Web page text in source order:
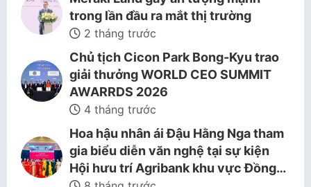
trong lần đầu ra mắt thị trường
2 tháng trước
Chủ tịch Cicon Park Bong-Kyu trao
giải thưởng WORLD CEO SUMMIT
AWARRDS 2026
4 tháng trước
Hoa hậu nhân ái Đậu Hằng Nga tham
gia biểu diễn văn nghệ tại sự kiện
Hội hưu trí Agribank khu vực Đồng…